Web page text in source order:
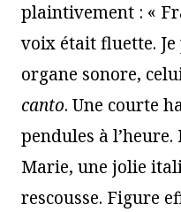
plaintivement : «
voix était fluette. Je
organe sonore,
canto. Une courte
pendules à l’heure.
Marie, une jolie
rescousse. Figure